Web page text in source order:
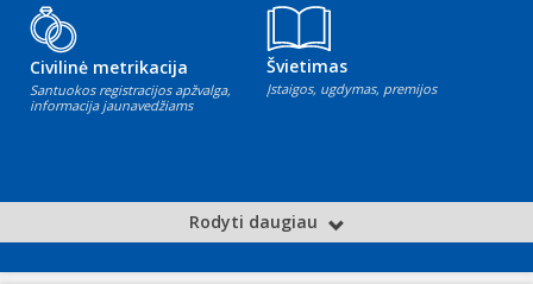
Civilinė metrikacija
Santuokos registracijos apžvalga,
informacija jaunavedžiams
Švietimas
Įstaigos, ugdymas, premijos
Rodyti daugiau